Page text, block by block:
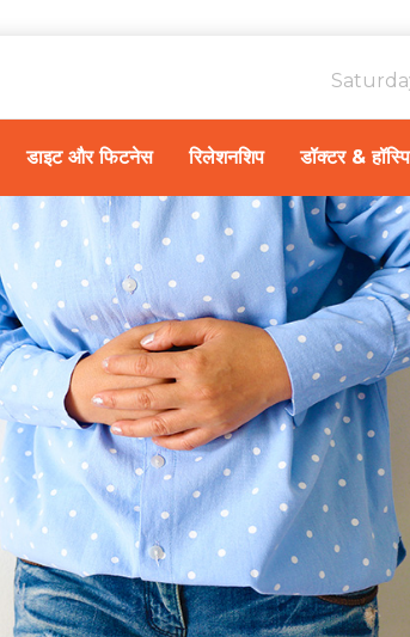
डाइट और फिटनेस रिलेशनशिप डॉक्टर &